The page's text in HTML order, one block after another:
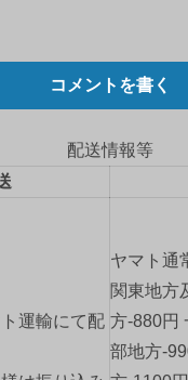
コメントを書く
配送情報等
運輸にて配
ヤマト通
関東地方
方-880円
部地方-